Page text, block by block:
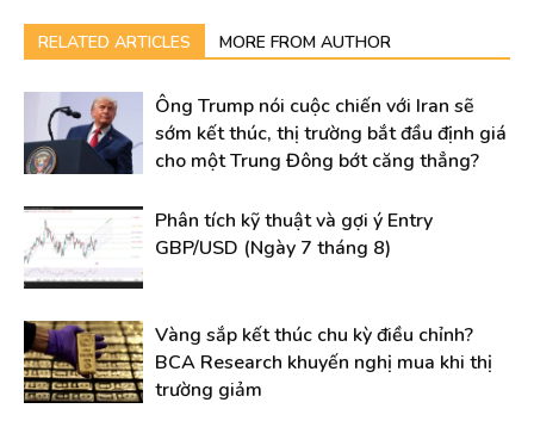
RELATED ARTICLES MORE FROM AUTHOR
Ông Trump nói cuộc chiến với Iran sẽ
sớm kết thúc, thị trường bắt đầu định giá
cho một Trung Đông bớt căng thẳng?
Phân tích kỹ thuật và gợi ý Entry
GBP/USD (Ngày 7 tháng 8)
Vàng sắp kết thúc chu kỳ điều chỉnh?
BCA Research khuyến nghị mua khi thị
trường giảm